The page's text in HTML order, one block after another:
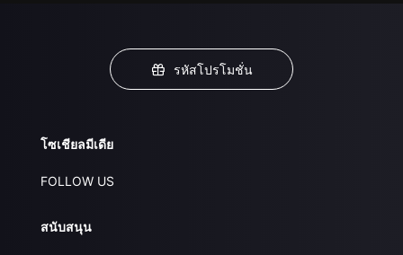
รหัสโปรโมชั่น
โซเชียลมีเดีย
FOLLOW US
สนับสนุน